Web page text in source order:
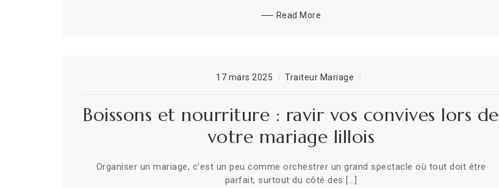
Read More
17 mars 2025 Traiteur Mariage
Boissons et nourriture : ravir vos convives lors de
votre mariage lillois
Organiser un mariage, c’est un peu comme orchestrer un grand spectacle où tout doit être
parfait, surtout du côté des […]